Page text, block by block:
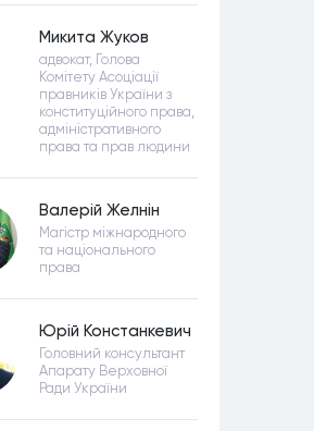
Микита Жуков
адвокат, Голова
Комітету Асоціації
правників України з
конституційного права,
адміністративного
права та прав людини
Валерій Желнін
Магістр міжнародного
та національного
права
Юрій Констанкевич
Головний консультант
Апарату Верховної
Ради України